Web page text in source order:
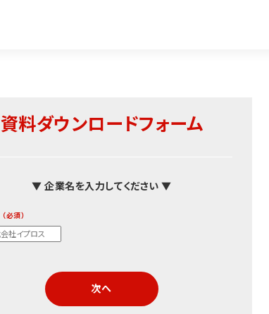
資料ダウンロードフォーム
▼ 企業名を入力してください ▼
次へ